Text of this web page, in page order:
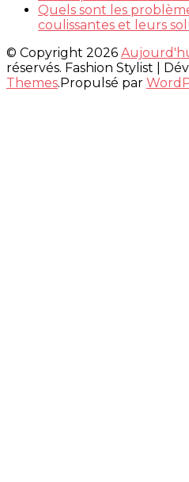
Quels sont les
coulissantes et leurs
© Copyright 2026
réservés. Fashion Stylist |
Themes.Propulsé par